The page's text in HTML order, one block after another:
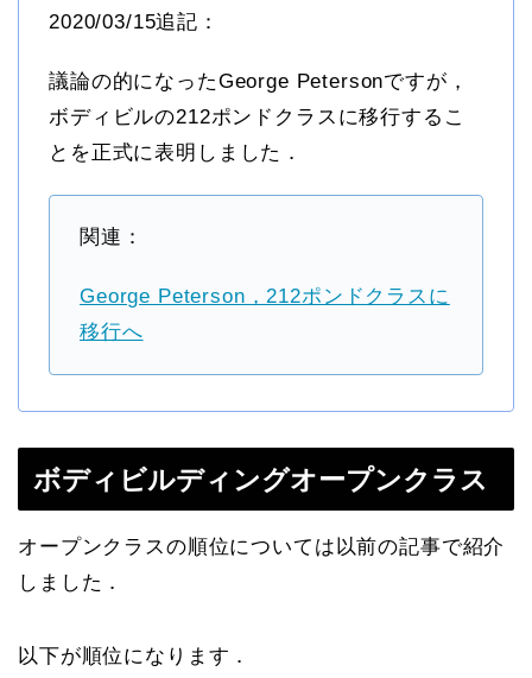
2020/03/15追記：
議論の的になったGeorge Petersonですが，
ボディビルの212ポンドクラスに移行するこ
とを正式に表明しました．
関連：
George Peterson，212ポンドクラスに
移行へ
ボディビルディングオープンクラス
オープンクラスの順位については以前の記事で紹介
しました．
以下が順位になります．